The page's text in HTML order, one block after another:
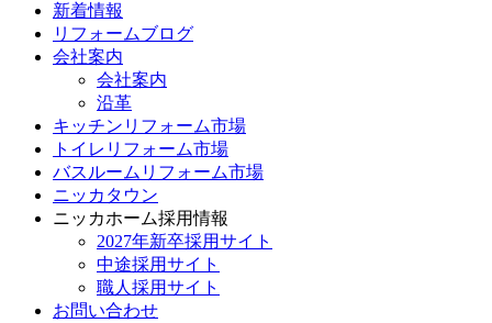
新着情報
リフォームブログ
会社案内
会社案内
沿革
キッチンリフォーム市場
トイレリフォーム市場
バスルームリフォーム市場
ニッカタウン
ニッカホーム採用情報
2027年新卒採用サイト
中途採用サイト
職人採用サイト
お問い合わせ